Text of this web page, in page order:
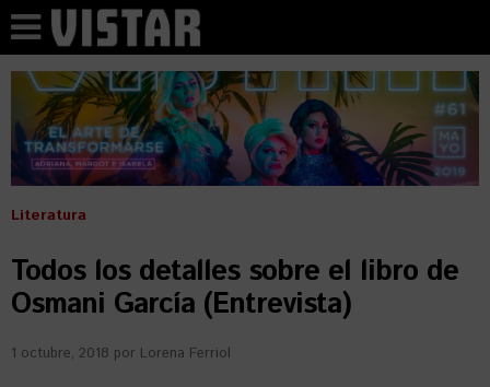
Literatura
Todos los detalles sobre el libro de
Osmani García (Entrevista)
1 octubre, 2018 por Lorena Ferriol